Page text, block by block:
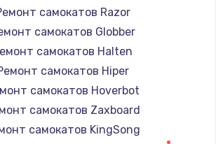
Заказать
платы сенсора
Заказать
режимов конфорки
самокатов Razor
самокатов Globber
самокатов Halten
самокатов Hiper
самокатов Hoverbot
самокатов Zaxboard
самокатов KingSong